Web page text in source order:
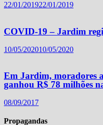
22/01/201922/01/2019
COVID-19 – Jardim
10/05/202010/05/2020
Em Jardim, moradores
ganhou R$ 78 milhões
08/09/2017
Propagandas